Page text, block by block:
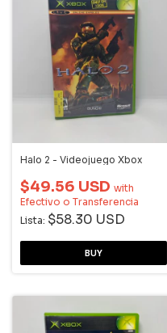
Halo 2 - Videojuego Xbox
$49.56 USD with
Efectivo o Transferencia
Lista: $58.30 USD